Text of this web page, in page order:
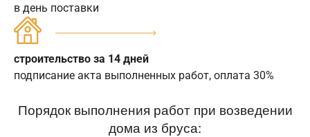
в день поставки
строительство за 14 дней
подписание акта выполненных работ, оплата 30%
Порядок выполнения работ при возведении
дома из бруса: